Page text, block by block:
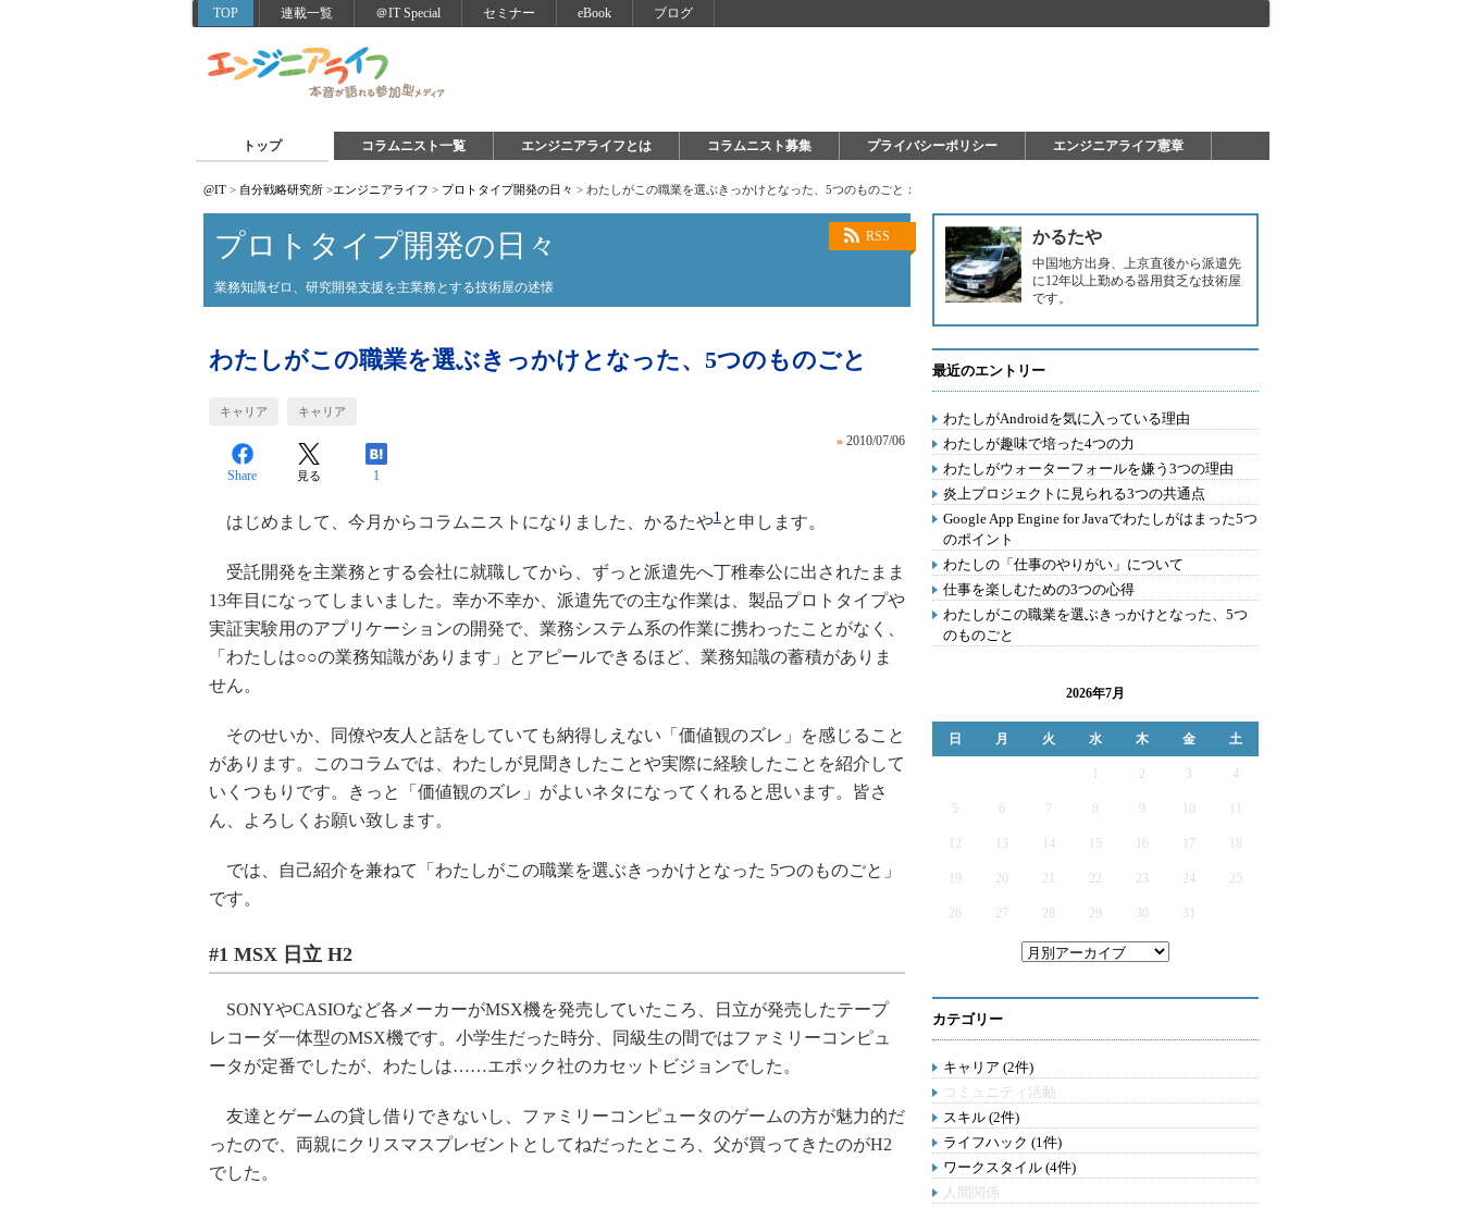
TOP 連載一覧 ＠IT Special セミナー eBook ブログ
トップ コラムニスト一覧 エンジニアライフとは コラムニスト募集 プライバシーポリシー エンジニアライフ憲章
@IT > 自分戦略研究所 >エンジニアライフ > プロトタイプ開発の日々 > わたしがこの職業を選ぶきっかけとなった、5つのものごと：
RSS
プロトタイプ開発の日々
業務知識ゼロ、研究開発支援を主業務とする技術屋の述懐
わたしがこの職業を選ぶきっかけとなった、5つのものごと
キャリア キャリア
» 2010/07/06
Share 見る 1
はじめまして、今月からコラムニストになりました、かるたや1 と申します。
受託開発を主業務とする会社に就職してから、ずっと派遣先へ丁稚奉公に出されたまま
13年目になってしまいました。幸か不幸か、派遣先での主な作業は、製品プロトタイプや
実証実験用のアプリケーションの開発で、業務システム系の作業に携わったことがなく、
「わたしは○○の業務知識があります」とアピールできるほど、業務知識の蓄積がありま
せん。
そのせいか、同僚や友人と話をしていても納得しえない「価値観のズレ」を感じること
があります。このコラムでは、わたしが見聞きしたことや実際に経験したことを紹介して
いくつもりです。きっと「価値観のズレ」がよいネタになってくれると思います。皆さ
ん、よろしくお願い致します。
では、自己紹介を兼ねて「わたしがこの職業を選ぶきっかけとなった 5つのものごと」
です。
#1 MSX 日立 H2
SONYやCASIOなど各メーカーがMSX機を発売していたころ、日立が発売したテープ
レコーダ一体型のMSX機です。小学生だった時分、同級生の間ではファミリーコンピュ
ータが定番でしたが、わたしは……エポック社のカセットビジョンでした。
友達とゲームの貸し借りできないし、ファミリーコンピュータのゲームの方が魅力的だ
ったので、両親にクリスマスプレゼントとしてねだったところ、父が買ってきたのがH2
でした。
かるたや
中国地方出身、上京直後から派遣先
に12年以上勤める器用貧乏な技術屋
です。
最近のエントリー
わたしがAndroidを気に入っている理由
わたしが趣味で培った4つの力
わたしがウォーターフォールを嫌う3つの理由
炎上プロジェクトに見られる3つの共通点
Google App Engine for Javaでわたしがはまった5つ
のポイント
わたしの「仕事のやりがい」について
仕事を楽しむための3つの心得
わたしがこの職業を選ぶきっかけとなった、5つ
のものごと
2026年7月
日 月 火 水 木 金 土
2 3 4
5 6 7 9
12 13 14 15 16 17
19 20 21 22 23 24 25
26 27 28 29 30 31
カテゴリー
キャリア (2件)
コミュニティ活動
スキル (2件)
ライフハック (1件)
ワークスタイル (4件)
人間関係